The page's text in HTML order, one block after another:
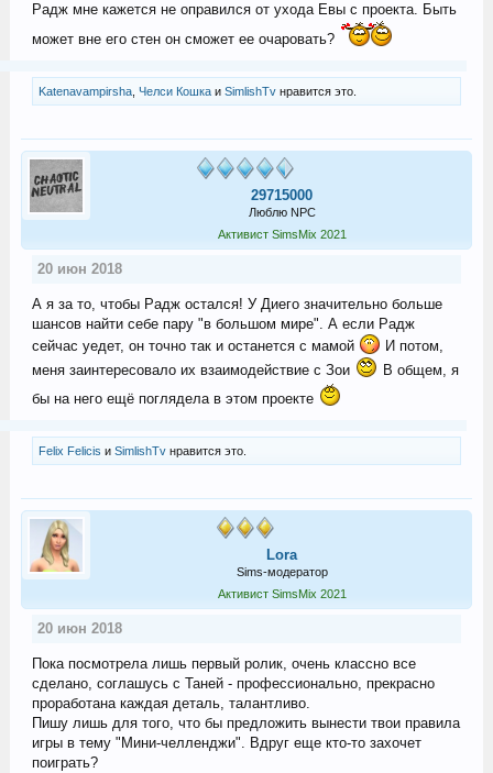
Радж мне кажется не оправился от ухода Евы с проекта. Быть
может вне его стен он сможет ее очаровать?
Katenavampirsha, Челси Кошкаи SimlishTvнравится это.
29715000
Люблю NPC
Активист SimsMix 2021
20 июн 2018
А я за то, чтобы Радж остался! У Диего значительно больше
шансов найти себе пару "в большом мире". А если Радж
сейчас уедет, он точно так и останется с мамой
И потом,
меня заинтересовало их взаимодействие с Зои
В общем, я
бы на него ещё поглядела в этом проекте
Felix Felicis и SimlishTvнравится это.
Lora
Sims-модератор
Активист SimsMix 2021
20 июн 2018
Пока посмотрела лишь первый ролик, очень классно все
сделано, соглашусь с Таней - профессионально, прекрасно
проработана каждая деталь, талантливо.
Пишу лишь для того, что бы предложить вынести твои правила
игры в тему "Мини-челленджи". Вдруг еще кто-то захочет
поиграть?